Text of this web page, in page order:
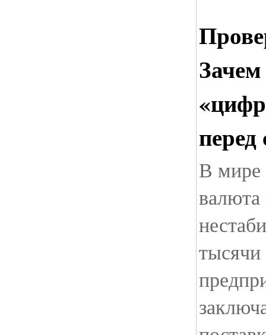
перед
В мире
валюта